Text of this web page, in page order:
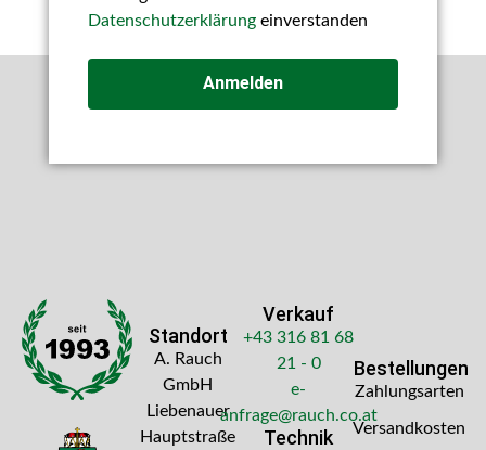
Datenschutzerklärungeinverstanden
Anmelden
Standort
A. Rauch
GmbH
Liebenauer
Hauptstraße
Verkauf
+43 316 81 68
21 - 0
e-
anfrage@rauch.co.at
Technik
Bestellungen
Zahlungsarten
Versandkosten